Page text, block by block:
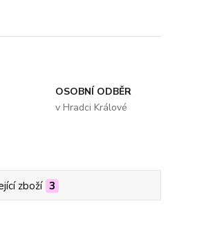
OSOBNÍ ODBĚR
v Hradci Králové
zboží 3